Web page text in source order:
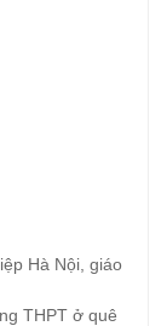
Hà Nội, giáo
THPT ở quê